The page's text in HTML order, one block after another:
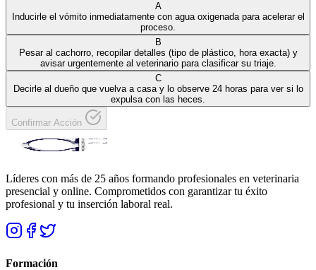
A
Inducirle el vómito inmediatamente con agua oxigenada para acelerar el
proceso.
B
Pesar al cachorro, recopilar detalles (tipo de plástico, hora exacta) y
avisar urgentemente al veterinario para clasificar su triaje.
C
Decirle al dueño que vuelva a casa y lo observe 24 horas para ver si lo
expulsa con las heces.
Confirmar Acción
Líderes con más de 25 años formando profesionales en veterinaria
presencial y online. Comprometidos con garantizar tu éxito
profesional y tu inserción laboral real.
Formación